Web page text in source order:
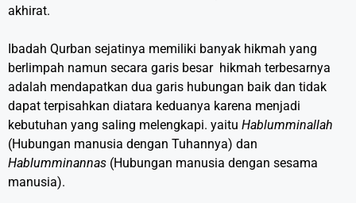
akhirat.
Ibadah Qurban sejatinya memiliki banyak hikmah yang
berlimpah namun secara garis besar hikmah terbesarnya
adalah mendapatkan dua garis hubungan baik dan tidak
dapat terpisahkan diatara keduanya karena menjadi
kebutuhan yang saling melengkapi. yaitu Hablumminallah
(Hubungan manusia dengan Tuhannya) dan
Hablumminannas (Hubungan manusia dengan sesama
manusia).